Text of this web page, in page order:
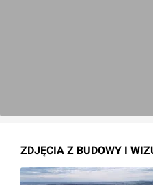
ZDJĘCIA Z BUDOWY I